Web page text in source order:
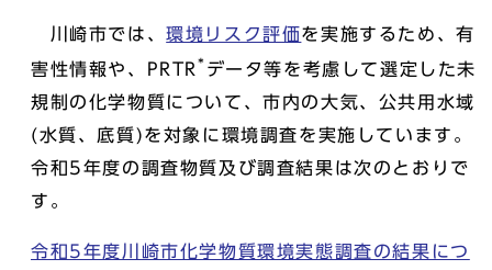
川崎市では、環境リスク評価を実施するため、有
害性情報や、PRTR * データ等を考慮して選定した未
規制の化学物質について、市内の大気、公共用水域
(水質、底質)を対象に環境調査を実施しています。
令和5年度の調査物質及び調査結果は次のとおりで
す。
令和5年度川崎市化学物質環境実態調査の結果につ